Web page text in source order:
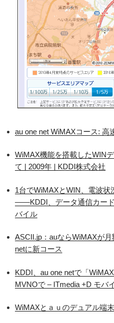
au one net WiMAXコース: 高
WiMAX機能を搭載したWIN
て | 2009年 | KDDI株式会社
1台でWiMAXとWIN、電波状
――KDDI、データ通信カー
バイル
ASCII.jp：auならWiMAXが
netに新コース
KDDI、au one netで「
MVNOで – ITmedia +D モバ
WiMAXとａｕのデュアル端